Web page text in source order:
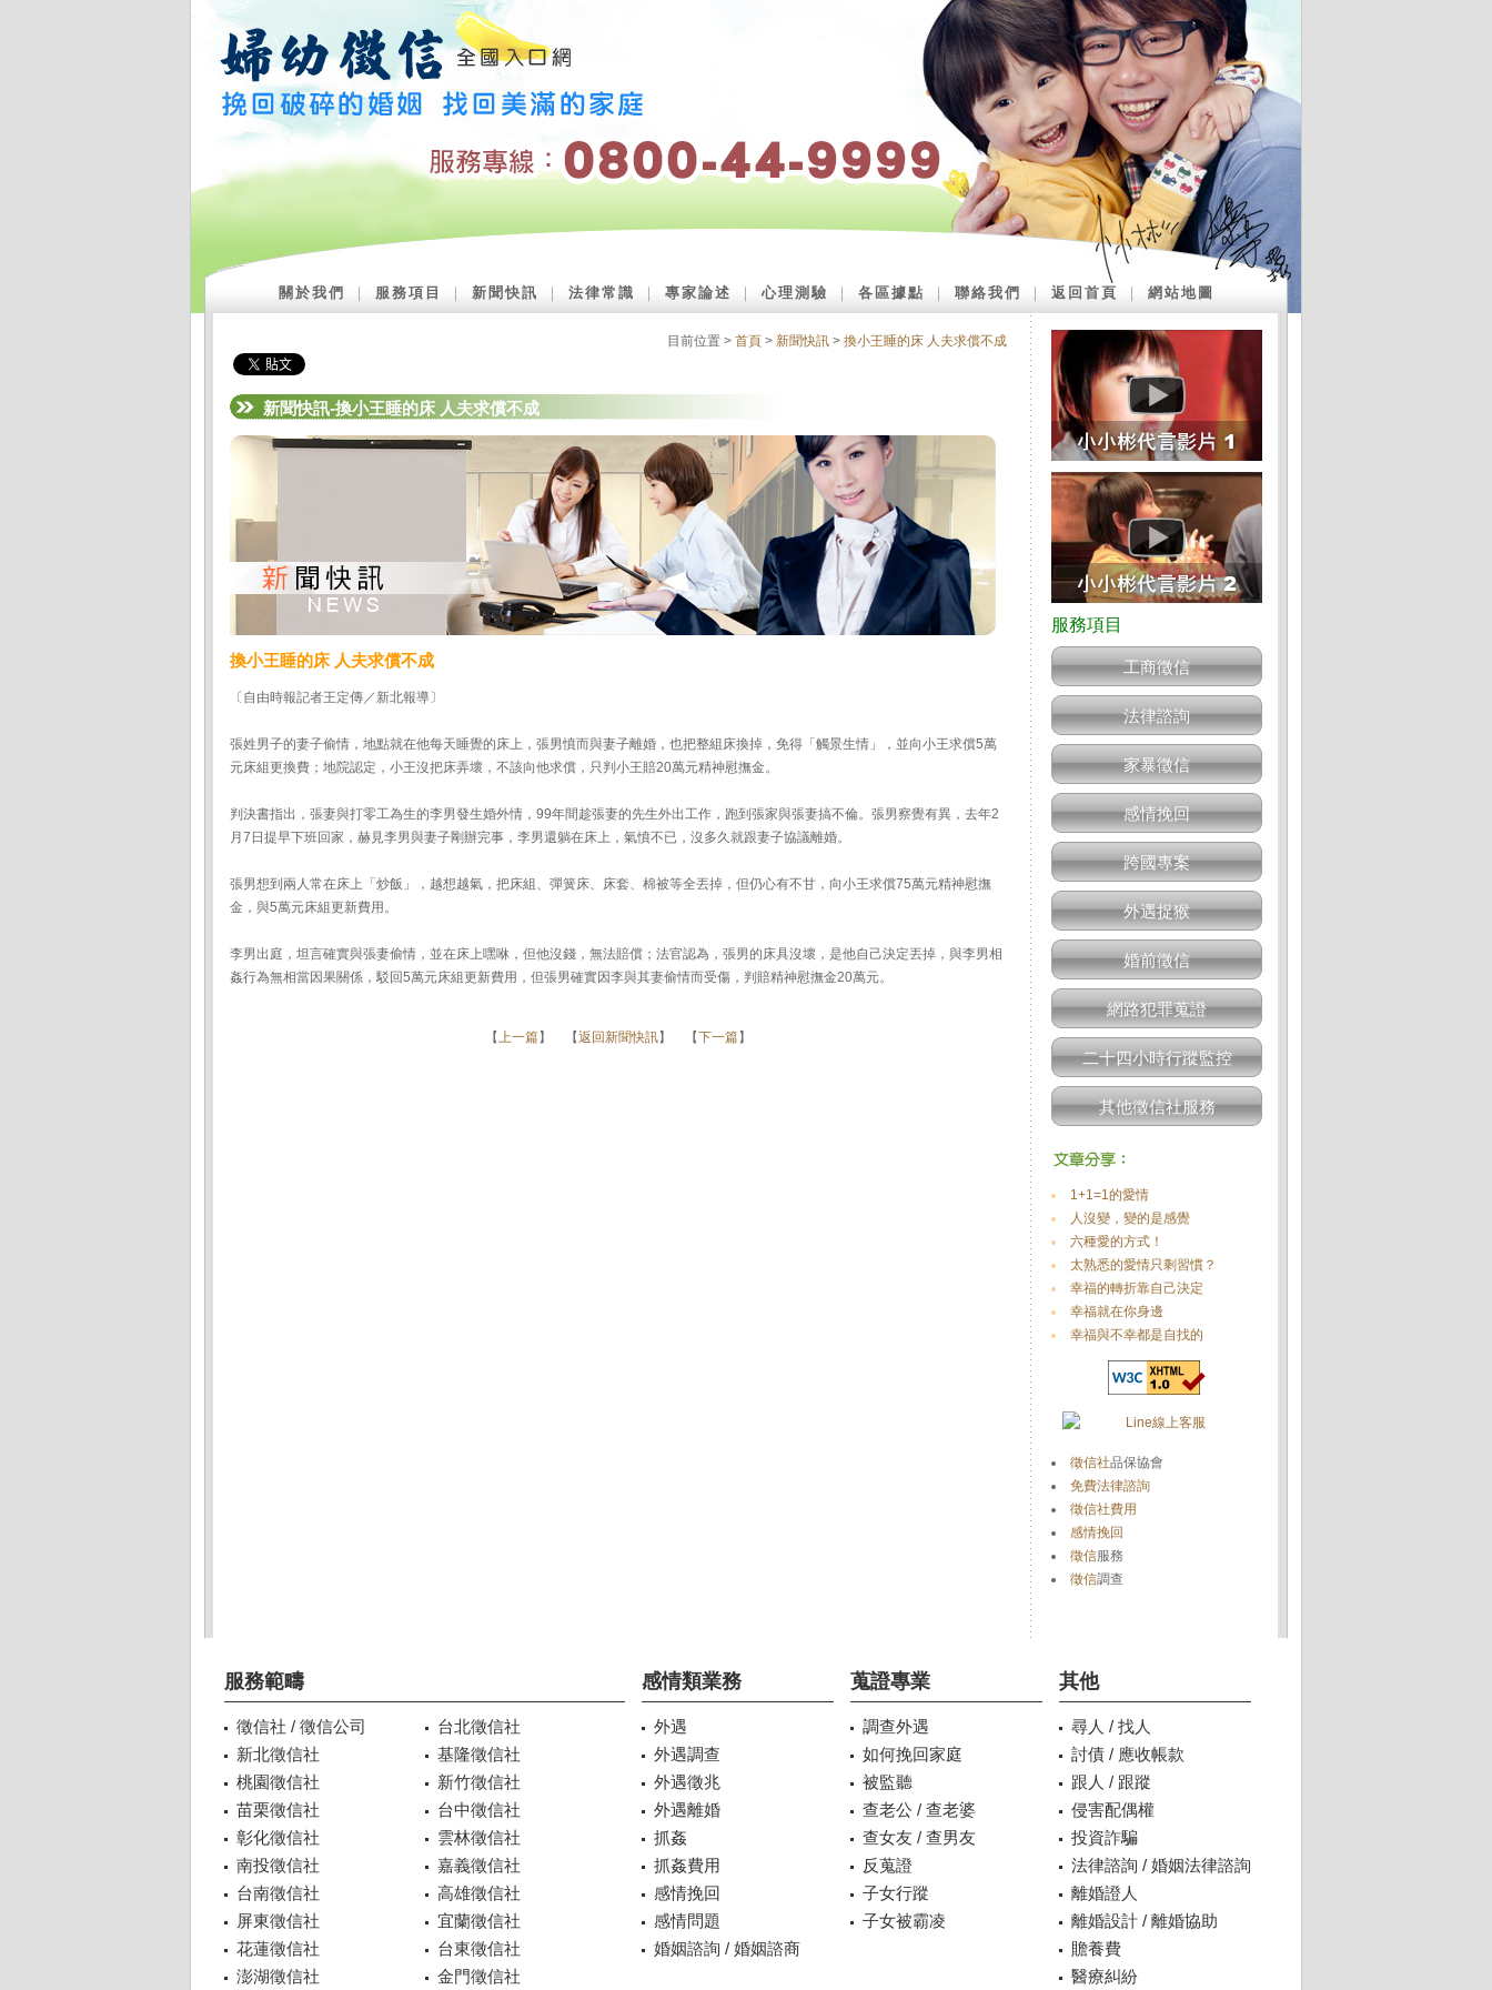
關於我們 服務項目 新聞快訊 法律常識 專家論述 ｜心理測驗 各區據點 聯絡我們 返回首頁 網站地圖
目前位置 > 首頁 > 新聞快訊 > 換小王睡的床 人夫求償不成
新聞快訊-換小王睡的床 人夫求償不成
換小王睡的床 人夫求償不成
〔自由時報記者王定傳／新北報導〕
張姓男子的妻子偷情，地點就在他每天睡覺的床上，張男憤而與妻子離婚，也把整組床換掉，免得「觸景生情」，並向小王求償5萬
元床組更換費；地院認定，小王沒把床弄壞，不該向他求償，只判小王賠20萬元精神慰撫金。
判決書指出，張妻與打零工為生的李男發生婚外情，99年間趁張妻的先生外出工作，跑到張家與張妻搞不倫。張男察覺有異，去年2
月7日提早下班回家，赫見李男與妻子剛辦完事，李男還躺在床上，氣憤不已，沒多久就跟妻子協議離婚。
張男想到兩人常在床上「炒飯」，越想越氣，把床組、彈簧床、床套、棉被等全丟掉，但仍心有不甘，向小王求償75萬元精神慰撫
金，與5萬元床組更新費用。
李男出庭，坦言確實與張妻偷情，並在床上嘿咻，但他沒錢，無法賠償；法官認為，張男的床具沒壞，是他自己決定丟掉，與李男相
姦行為無相當因果關係，駁回5萬元床組更新費用，但張男確實因李與其妻偷情而受傷，判賠精神慰撫金20萬元。
【上一篇】 【返回新聞快訊】 【下一篇】
工商徵信
法律諮詢
家暴徵信
感情挽回
跨國專案
外遇捉猴
婚前徵信
網路犯罪蒐證
二十四小時行蹤監控
其他徵信社服務
1+1=1的愛情
人沒變，變的是感覺
六種愛的方式！
太熟悉的愛情只剩習慣？
幸福的轉折靠自己決定
幸福就在你身邊
幸福與不幸都是自找的
徵信社品保協會
免費法律諮詢
徵信社費用
感情挽回
徵信服務
徵信調查
服務範疇
徵信社 / 徵信公司
台北徵信社
新北徵信社
基隆徵信社
桃園徵信社
新竹徵信社
苗栗徵信社
台中徵信社
彰化徵信社
雲林徵信社
南投徵信社
嘉義徵信社
台南徵信社
高雄徵信社
屏東徵信社
宜蘭徵信社
花蓮徵信社
台東徵信社
澎湖徵信社
金門徵信社
感情類業務
外遇
外遇調查
外遇徵兆
外遇離婚
抓姦
抓姦費用
感情挽回
感情問題
婚姻諮詢 / 婚姻諮商
蒐證專業
調查外遇
如何挽回家庭
被監聽
查老公 / 查老婆
查女友 / 查男友
反蒐證
子女行蹤
子女被霸凌
其他
尋人 / 找人
討債 / 應收帳款
跟人 / 跟蹤
侵害配偶權
投資詐騙
法律諮詢 / 婚姻法律諮詢
離婚證人
離婚設計 / 離婚協助
贍養費
醫療糾紛